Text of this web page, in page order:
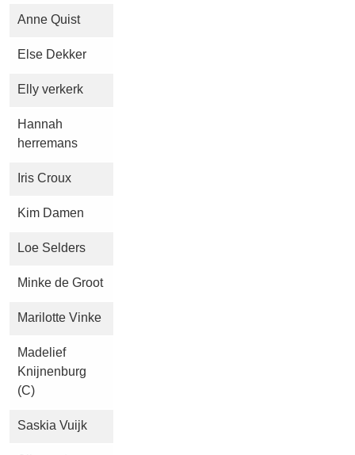
Anne Quist
Else Dekker
Elly verkerk
Hannah
herremans
Iris Croux
Kim Damen
Loe Selders
Minke de Groot
Marilotte Vinke
Madelief
Knijnenburg
(C)
Saskia Vuijk